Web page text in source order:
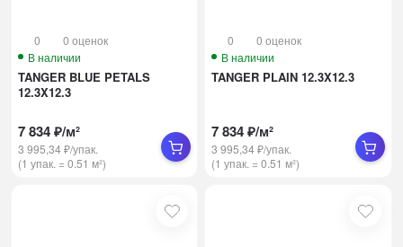
0
0 оценок
В наличии
TANGER BLUE PETALS
12.3X12.3
7 834 ₽/м²
3 995,34 ₽/упак.
(1 упак. =0.51 м²)
0
0 оценок
В наличии
TANGER PLAIN 12.3X12.3
7 834 ₽/м²
3 995,34 ₽/упак.
(1 упак. =0.51 м²)